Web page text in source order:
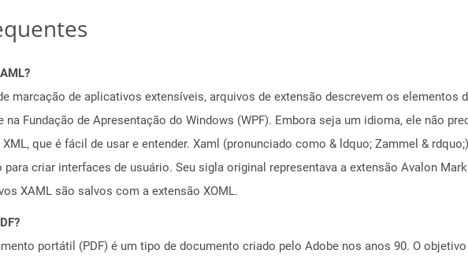
marcação de aplicativos extensíveis, arquivos de extensão descrevem os elementos
Fundação de Apresentação do Windows (WPF). Embora seja um idioma, ele não
que é fácil de usar e entender. Xaml (pronunciado como & ldquo; Zammel &
criar interfaces de usuário. Seu sigla original representava a extensão Avalon
XAML são salvos com a extensão XOML.
portátil (PDF) é um tipo de documento criado pelo Adobe nos anos 90. O